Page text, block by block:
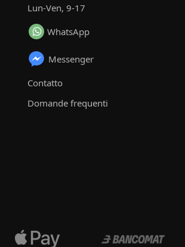
Lun-Ven, 9-17
WhatsApp
Messenger
Contatto
Domande frequenti